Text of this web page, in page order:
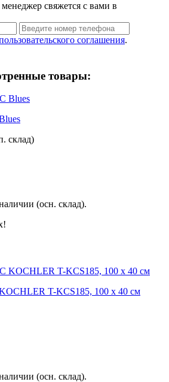
свяжется с вами в
соглашения.
товары:
склад)
(осн. склад).
T-KCS185, 100 х 40 см
(осн. склад).